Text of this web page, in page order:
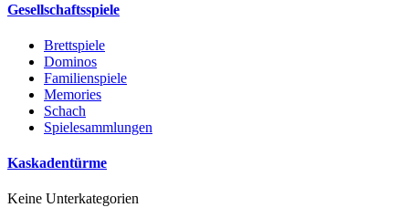
Gesellschaftsspiele
Brettspiele
Dominos
Familienspiele
Memories
Schach
Spielesammlungen
Kaskadentürme
Keine Unterkategorien